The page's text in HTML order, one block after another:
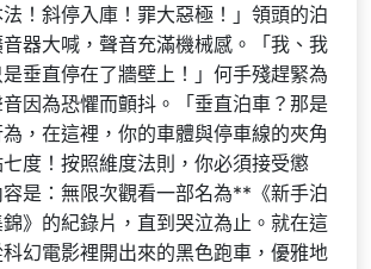
！斜停入庫！罪大惡極！」領頭的泊
器大喊，聲音充滿機械感。「我、我
垂直停在了牆壁上！」何手殘趕緊為
因為恐懼而顫抖。「垂直泊車？那是
，在這裡，你的車體與停車線的夾角
度！按照維度法則，你必須接受懲
是：無限次觀看一部名為**《新手泊
》的紀錄片，直到哭泣為止。就在這
幻電影裡開出來的黑色跑車，優雅地